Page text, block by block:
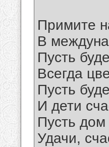
Примите
В
Пусть
Всегда
Пусть
И дети
Пусть
Удачи,